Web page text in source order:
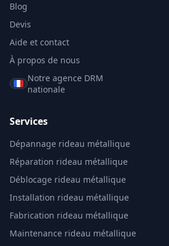
Blog
Devis
Aide et contact
À propos de nous
Notre agence DRM
nationale
Services
Dépannage rideau métallique
Réparation rideau métallique
Déblocage rideau métallique
Installation rideau métallique
Fabrication rideau métallique
Maintenance rideau métallique